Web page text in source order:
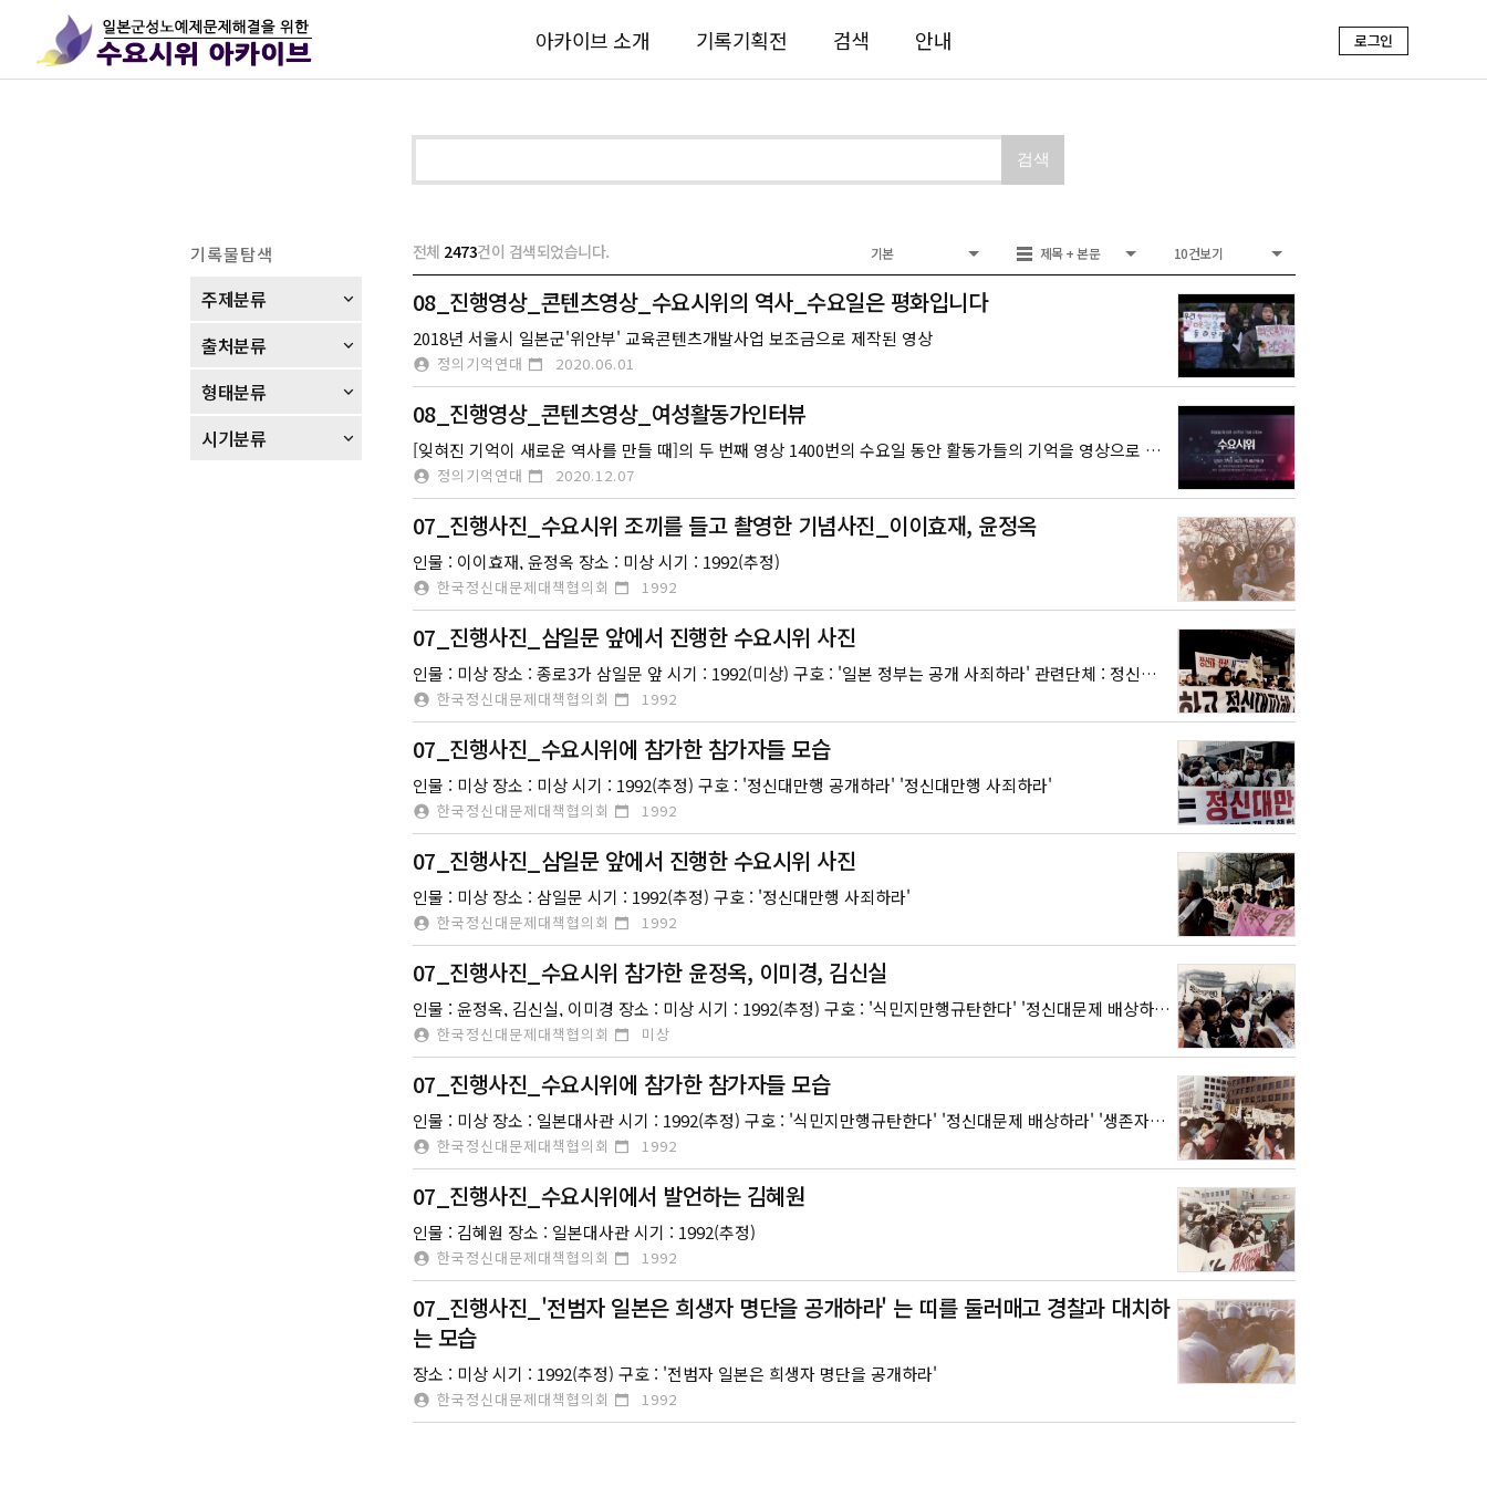
아카이브 소개 기록기획전 검색 안내 로그인
검색
기록물탐색
주제분류
출처분류
형태분류
시기분류
전체 2473건이 검색되었습니다. 기본 제목 + 본문 10건보기
08_진행영상_콘텐츠영상_수요시위의 역사_수요일은 평화입니다
2018년 서울시 일본군'위안부' 교육콘텐츠개발사업 보조금으로 제작된 영상
정의기억연대 2020.06.01
08_진행영상_콘텐츠영상_여성활동가인터뷰
[잊혀진 기억이 새로운 역사를 만들 때]의 두 번째 영상 1400번의 수요일 동안 활동가들의 기억을 영상으로 보여줌
정의기억연대 2020.12.07
07_진행사진_수요시위 조끼를 들고 촬영한 기념사진_이이효재, 윤정옥
인물 : 이이효재, 윤정옥 장소 : 미상 시기 : 1992(추정)
한국정신대문제대책협의회 1992
07_진행사진_삼일문 앞에서 진행한 수요시위 사진
인물 : 미상 장소 : 종로3가 삼일문 앞 시기 : 1992(미상) 구호 : '일본 정부는 공개 사죄하라' 관련단체 : 정신대연구회, 서울YWCA
한국정신대문제대책협의회 1992
07_진행사진_수요시위에 참가한 참가자들 모습
인물 : 미상 장소 : 미상 시기 : 1992(추정) 구호 : '정신대만행 공개하라' '정신대만행 사죄하라'
한국정신대문제대책협의회 1992
07_진행사진_삼일문 앞에서 진행한 수요시위 사진
인물 : 미상 장소 : 삼일문 시기 : 1992(추정) 구호 : '정신대만행 사죄하라'
한국정신대문제대책협의회 1992
07_진행사진_수요시위 참가한 윤정옥, 이미경, 김신실
인물 : 윤정옥, 김신실, 이미경 장소 : 미상 시기 : 1992(추정) 구호 : '식민지만행규탄한다' '정신대문제 배상하라' 관련단체 : 한국교회여성연합회
한국정신대문제대책협의회 미상
07_진행사진_수요시위에 참가한 참가자들 모습
인물 : 미상 장소 : 일본대사관 시기 : 1992(추정) 구호 : '식민지만행규탄한다' '정신대문제 배상하라' '생존자와 유족들에게 보상하라' ​관련단체 : 한국정신대문제대책협의회, 여성의전화
한국정신대문제대책협의회 1992
07_진행사진_수요시위에서 발언하는 김혜원
인물 : 김혜원 장소 : 일본대사관 시기 : 1992(추정)
한국정신대문제대책협의회 1992
07_진행사진_'전범자 일본은 희생자 명단을 공개하라' 는 띠를 둘러매고 경찰과 대치하
는 모습
장소 : 미상 시기 : 1992(추정) 구호 : '전범자 일본은 희생자 명단을 공개하라'
한국정신대문제대책협의회 1992